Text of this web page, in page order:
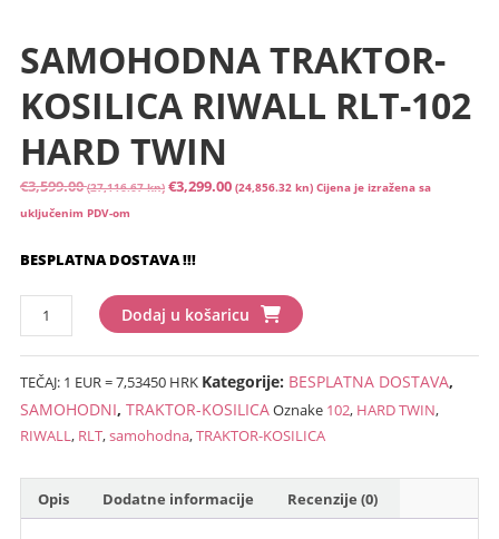
SAMOHODNA TRAKTOR-
KOSILICA RIWALL RLT-102
HARD TWIN
€3,599.00 (27,116.67 kn) Izvorna
je:
(27,116.67
kn).
€3,299.00 (24,856.32 kn)Trenutna
Cijena je izražena sa
uključenim PDV-om
BESPLATNA DOSTAVA !!!
SAMOHODNA
TRAKTOR-
KOSILICA
RIWALL
RLT-
102
količina
Dodaj u košaricu
TEČAJ: 1 EUR = 7,53450 HRK Kategorije: BESPLATNA DOSTAVA,
SAMOHODNI, TRAKTOR-KOSILICAOznake 102, HARD TWIN,
RIWALL, RLT,samohodna,TRAKTOR-KOSILICA
Opis Dodatne informacije Recenzije (0)